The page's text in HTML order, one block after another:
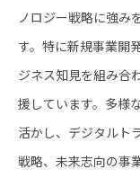
ノロジー戦略に強み
す。特に新規事業開
ジネス知見を組み合
援しています。多様
活かし、デジタルト
戦略、未来志向の事